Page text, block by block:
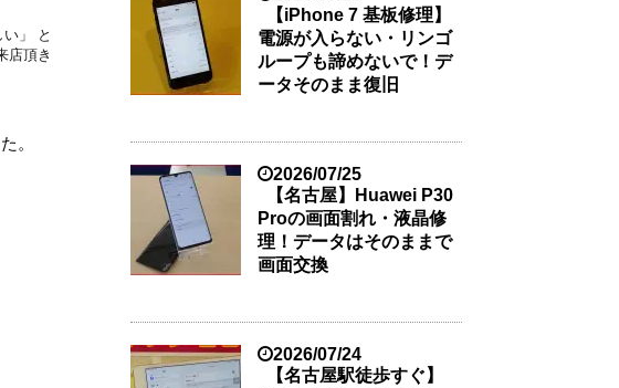
」 と
店頂き
。
【iPhone 7 基板修理】
電源が入らない・リンゴ
ループも諦めないで！デ
ータそのまま復旧
2026/07/25
【名古屋】Huawei P30
Proの画面割れ・液晶修
理！データはそのままで
画面交換
2026/07/24
【名古屋駅徒歩すぐ】